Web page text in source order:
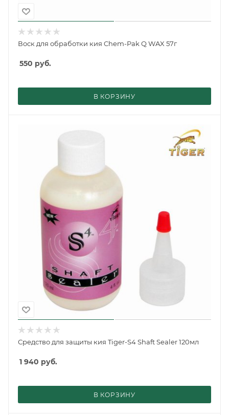
Воск для обработки кия Chem-Pak Q WAX 57г
550 руб.
В КОРЗИНУ
Средство для защиты кия Tiger-S4 Shaft Sealer 120мл
1 940 руб.
В КОРЗИНУ